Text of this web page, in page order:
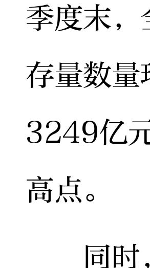
季度末
存量数
3249亿
高点。
同时，